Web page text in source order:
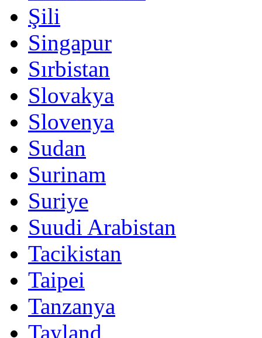
Şili
Singapur
Sırbistan
Slovakya
Slovenya
Sudan
Surinam
Suriye
Suudi Arabistan
Tacikistan
Taipei
Tanzanya
Tayland